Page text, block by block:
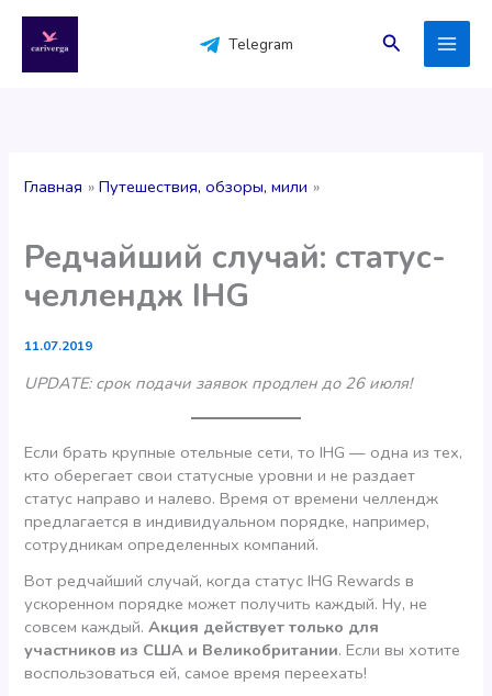
содержимому
Telegram Поиск
Главная Путешествия, обзоры, мили
Редчайший случай: статус-
челлендж IHG
11.07.2019
UPDATE: срок подачи заявок продлен до 26 июля!
Если брать крупные отельные сети, то IHG — одна из тех,
кто оберегает свои статусные уровни и не раздает
статус направо и налево. Время от времени челлендж
предлагается в индивидуальном порядке, например,
сотрудникам определенных компаний.
Вот редчайший случай, когда статус IHG Rewards в
ускоренном порядке может получить каждый. Ну, не
совсем каждый.Акция действует только для
участников из США и Великобритании. Если вы хотите
воспользоваться ей, самое время переехать!